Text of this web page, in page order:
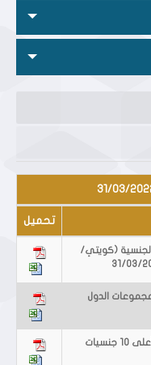
تحميل
(كويتي/
الدول
التوزيع العددي والنسبي للعمالة حسب أعلى 10 جنسيات